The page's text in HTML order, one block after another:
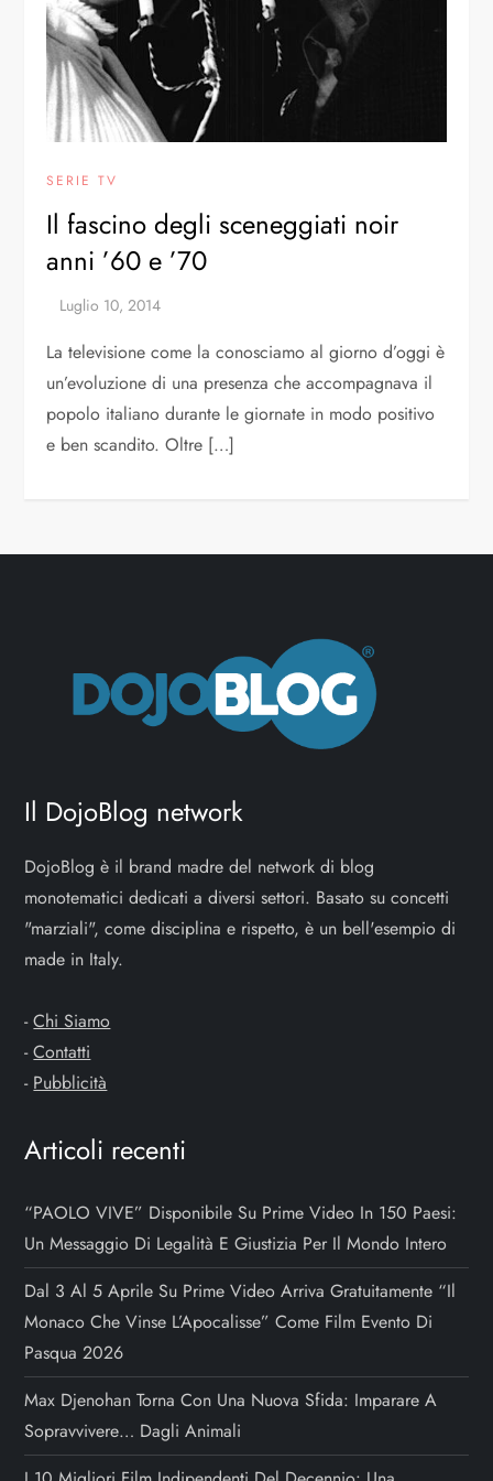
SERIE TV
Il fascino degli sceneggiati noir
anni ’60 e ’70
La televisione come la conosciamo al giorno d’oggi è
un’evoluzione di una presenza che accompagnava il
popolo italiano durante le giornate in modo positivo
e ben scandito. Oltre […]
Il DojoBlog network
DojoBlog è il brand madre del network di blog
monotematici dedicati a diversi settori. Basato su concetti
"marziali", come disciplina e rispetto, è un bell'esempio di
made in Italy.
-Chi Siamo
-Contatti
- Pubblicità
Articoli recenti
“PAOLO VIVE” Disponibile Su Prime Video In 150 Paesi:
Un Messaggio Di Legalità E Giustizia Per Il Mondo Intero
Dal 3 Al 5 Aprile Su Prime Video Arriva Gratuitamente “Il
Monaco Che Vinse L’Apocalisse” Come Film Evento Di
Pasqua 2026
Max Djenohan Torna Con Una Nuova Sfida: Imparare A
Sopravvivere… Dagli Animali